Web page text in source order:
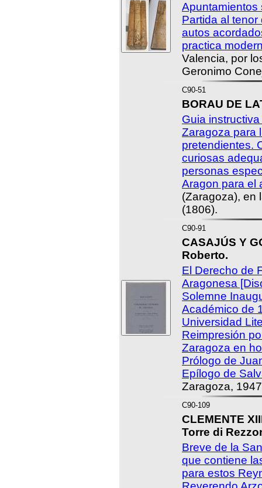
Apuntamientos
Partida al
autos
practica
Valencia, por
Geronimo
C90-51
BORAU DE
Guia
Zaragoza para
pretendientes.
curiosas
personas
Aragon para el
(Zaragoza), en
(1806).
C90-91
CASAJÚS Y
Roberto.
El Derecho de
Aragonesa
Solemne
Académico de
Universidad
Reimpresión
Zaragoza en
Prólogo de
Epílogo de
Zaragoza,
C90-109
CLEMENTE
Torre di
Breve de la
que contiene
para estos